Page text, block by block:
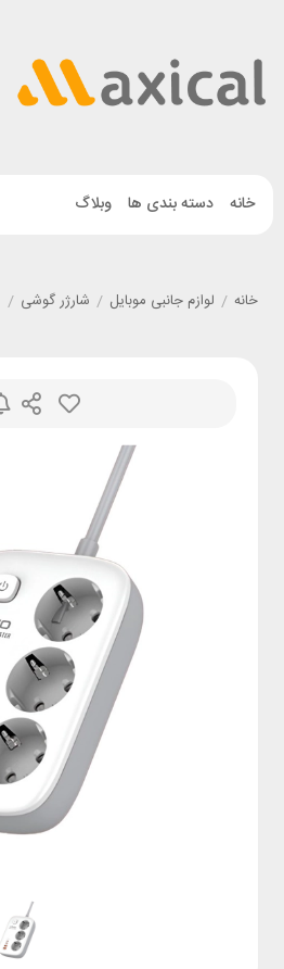
خانه دسته بندی ها وبلاگ
خانه / لوازم جانبی موبایل / شارژر گوشی /